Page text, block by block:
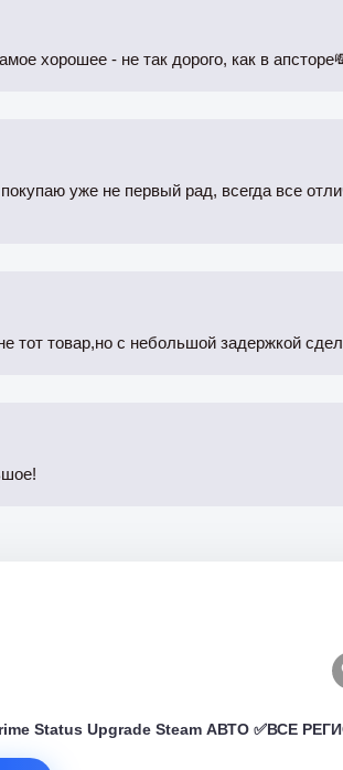
хорошее - не так дорого, как в
уже не первый рад, всегда все
тот товар,но с небольшой задержкой
Status Upgrade Steam АВТО ✅ВСЕ